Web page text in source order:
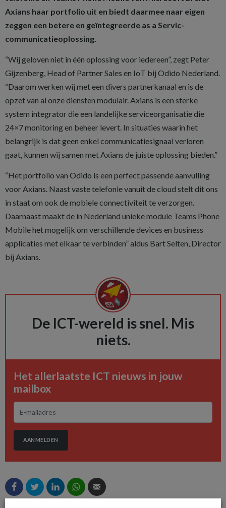
Axians haar portfolio uit en biedt daarmee naar eigen
zeggen een betere en geïntegreerde as a Servic-
communicatieoplossing
“Wij geloven niet in één oplossing voor iedereen”, zegt Peter
Gijzenberg, Head of Partner Sales en IoT bij Odido Nederland.
“Daarom werken wij met een divers partnerkanaal en is de
opzet van al onze diensten modulair. Axians is een sterke
system integrator die een landelijke serviceorganisatie die
24×7 monitoring en beheer levert. In situaties waarin het
belangrijk is dat geen enkel communicatiesignaal verloren
gaat, kunnen wij samen met Axians de juiste oplossing bieden.”
“Het portfolio van Odido is een perfect passendeaanvulling
voor Axians. Naast vaste telefonie vanuit decloud stelt dit ons
in staat om ook demobiele connectiviteit te verzorgen.
Daarnaast maakt de in Nederland uniekemodule Teams Phone
Mobilehet mogelijk om verschillendedevices en business
applicaties met elkaar te verbinden”aldus BartSelten , Director
bij Axians.
De ICT-wereld is snel. Mis
niets.
Het allerlaatste ICT nieuws in jouw
mailbox
AANMELDEN